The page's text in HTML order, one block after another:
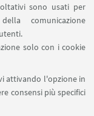
sono usati per
comunicazione
solo con i cookie
attivando l'opzione in
consensi più specifici
SU: